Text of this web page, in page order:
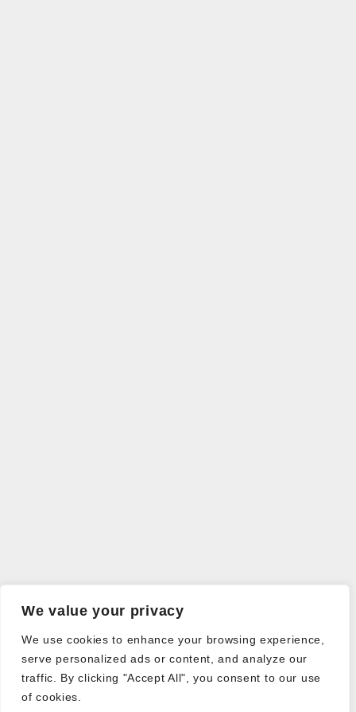
We value your privacy
We use cookies to enhance your browsing experience,
serve personalized ads or content, and analyze our
traffic. By clicking "Accept All", you consent to our use
of cookies.